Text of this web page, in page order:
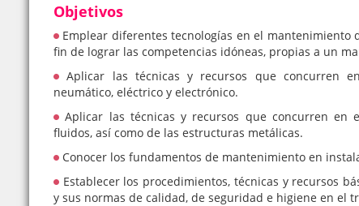
Objetivos
Emplear diferentes tecnologías en el mantenimiento
fin de lograr las competencias idóneas, propias a un
Aplicar las técnicas y recursos que concurren
neumático, eléctrico y electrónico.
Aplicar las técnicas y recursos que concurren en
fluidos, así como de las estructuras metálicas.
Conocer los fundamentos de mantenimiento en
Establecer los procedimientos, técnicas y recursos
y sus normas de calidad, de seguridad e higiene en el